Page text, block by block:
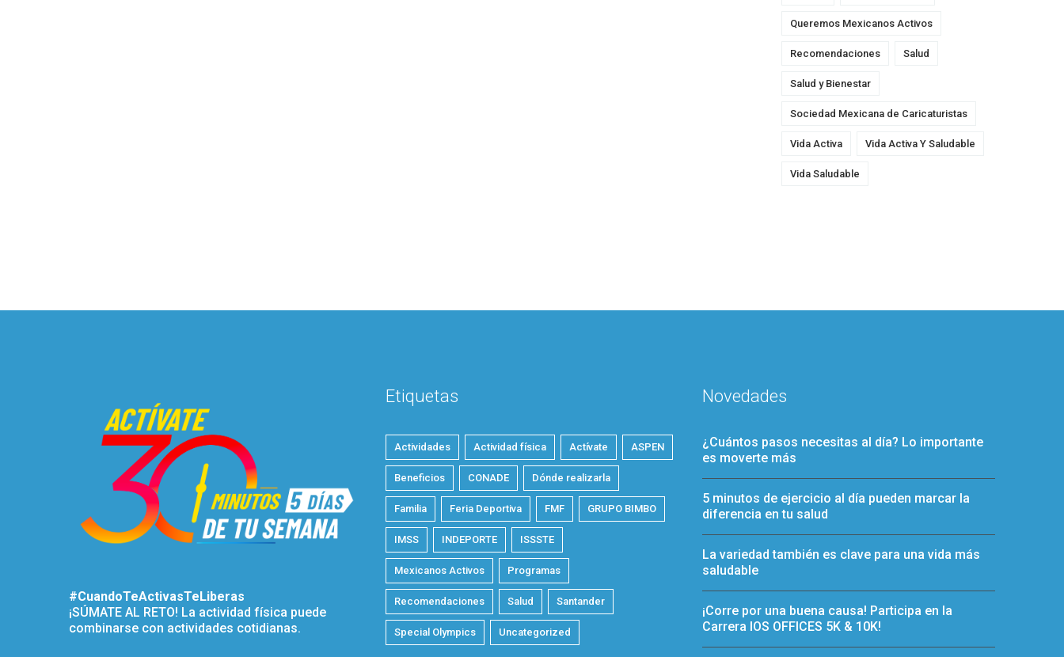
Queremos Mexicanos Activos
Recomendaciones Salud
Salud y Bienestar
Sociedad Mexicana de Caricaturistas
Vida Activa Vida Activa Y Saludable
Vida Saludable
#CuandoTeActivasTeLiberas
¡SÚMATE AL RETO! La actividad física puede
combinarse con actividades cotidianas.
Etiquetas
Actividades Actividad física Actívate ASPEN
Beneficios CONADE Dónde realizarla
Familia Feria Deportiva FMF GRUPO BIMBO
IMSS INDEPORTE ISSSTE
Mexicanos Activos Programas
Recomendaciones Salud Santander
Special Olympics Uncategorized
Novedades
¿Cuántos pasos necesitas al día? Lo importante
es moverte más
5 minutos de ejercicio al día pueden marcar la
diferencia en tu salud
La variedad también es clave para una vida más
saludable
¡Corre por una buena causa! Participa en la
Carrera IOS OFFICES 5K & 10K!